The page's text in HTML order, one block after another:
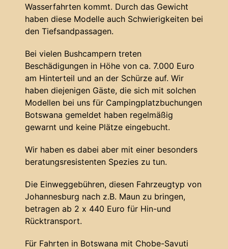
Wasserfahrten kommt. Durch das Gewicht
haben diese Modelle auch Schwierigkeiten bei
den Tiefsandpassagen.
Bei vielen Bushcampern treten
Beschädigungen in Höhe von ca. 7.000 Euro
am Hinterteil und an der Schürze auf. Wir
haben diejenigen Gäste, die sich mit solchen
Modellen bei uns für Campingplatzbuchungen
Botswana gemeldet haben regelmäßig
gewarnt und keine Plätze eingebucht.
Wir haben es dabei aber mit einer besonders
beratungsresistenten Spezies zu tun.
Die Einweggebühren, diesen Fahrzeugtyp von
Johannesburg nach z.B. Maun zu bringen,
betragen ab 2 x 440 Euro für Hin-und
Rücktransport.
Für Fahrten in Botswana mit Chobe-Savuti